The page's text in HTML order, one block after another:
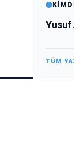
Yusuf
TÜM